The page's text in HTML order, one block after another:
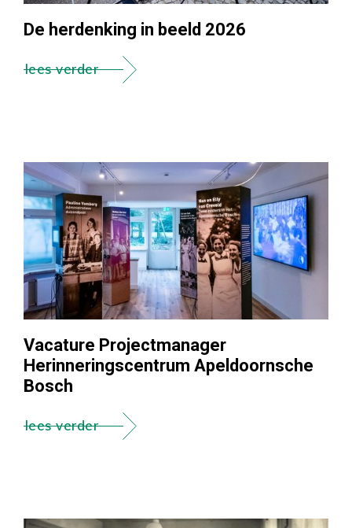
De herdenking in beeld 2026
lees verder
Vacature Projectmanager
Herinneringscentrum Apeldoornsche
Bosch
lees verder